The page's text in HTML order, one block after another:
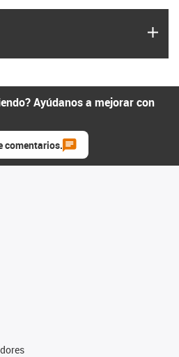
Ayúdanos a mejorar con
comentarios.